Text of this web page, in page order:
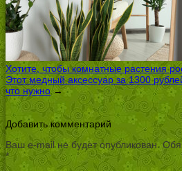
Хотите, чтобы комнатные растения
Этот медный аксессуар за 1300
что нужно→
Добавить комментарий
Ваш e-mail не будет опубликован.
*